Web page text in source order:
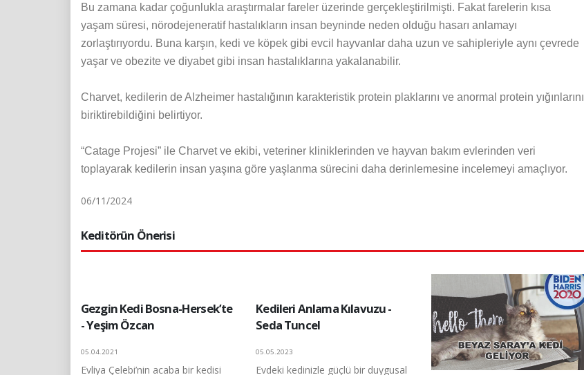
Bu zamana kadar çoğunlukla araştırmalar fareler üzerinde gerçekleştirilmişti. Fakat farelerin kısa
yaşam süresi, nörodejeneratif hastalıkların insan beyninde neden olduğu hasarı anlamayı
zorlaştırıyordu. Buna karşın, kedi ve köpek gibi evcil hayvanlar daha uzun ve sahipleriyle aynı çevrede
yaşar ve obezite ve diyabet gibi insan hastalıklarına yakalanabilir.
Charvet, kedilerin de Alzheimer hastalığının karakteristik protein plaklarını ve anormal protein yığınlarını
biriktirebildiğini belirtiyor.
“Catage Projesi” ile Charvet ve ekibi, veteriner kliniklerinden ve hayvan bakım evlerinden veri
toplayarak kedilerin insan yaşına göre yaşlanma sürecini daha derinlemesine incelemeyi amaçlıyor.
06/11/2024
Keditörün Önerisi
Gezgin Kedi Bosna-Hersek’te
- Yeşim Özcan
05.04.2021
Evliya Çelebi’nin acaba bir kedisi
Kedileri Anlama Kılavuzu -
Seda Tuncel
05.05.2023
Evdeki kedinizle güçlü bir duygusal